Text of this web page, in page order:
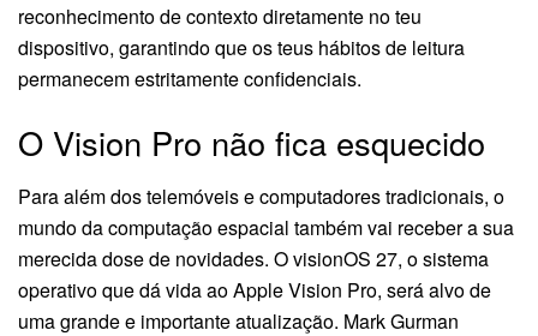
reconhecimento de contexto diretamente no teu
dispositivo, garantindo que os teus hábitos de leitura
permanecem estritamente confidenciais.
O Vision Pro não fica esquecido
Para além dos telemóveis e computadores tradicionais, o
mundo da computação espacial também vai receber a sua
merecida dose de novidades. O visionOS 27, o sistema
operativo que dá vida ao Apple Vision Pro, será alvo de
uma grande e importante atualização. Mark Gurman